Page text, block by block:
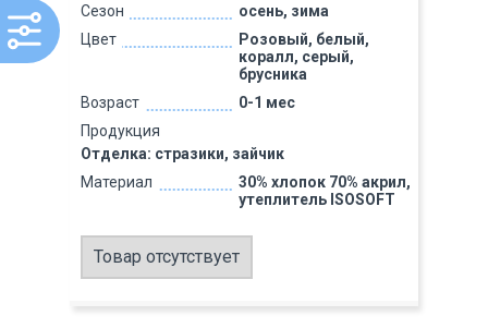
Сезон
осень, зима
Цвет
Розовый, белый,
коралл, серый,
брусника
Возраст
0-1 мес
Продукция
Отделка: стразики, зайчик
Материал
30% хлопок 70% акрил,
утеплитель ISOSOFT
Товар отсутствует